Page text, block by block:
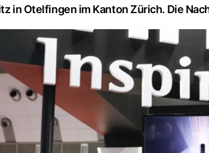
in Otelfingen im Kanton Zürich. Die